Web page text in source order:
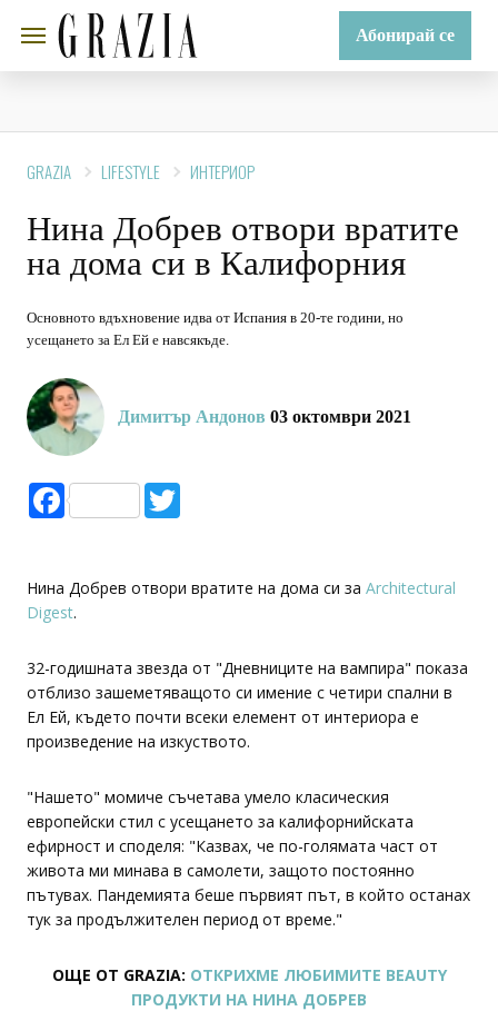
Абонирай се
GRAZIA LIFESTYLE ИНТЕРИОР
Нина Добрев отвори вратите
на дома си в Калифорния
Основното вдъхновение идва от Испания в 20-те години, но
усещането за Ел Ей е навсякъде.
Димитър Андонов 03 октомври 2021
Facebook
Нина Добрев отвори вратите на дома си за Architectural
Digest.
32-годишната звезда от "Дневниците на вампира" показа
отблизо зашеметяващото си имение с четири спални в
Ел Ей, където почти всеки елемент от интериора е
произведение на изкуството.
"Нашето" момиче съчетава умело класическия
европейски стил с усещането за калифорнийската
ефирност и споделя: "Казвах, че по-голямата част от
живота ми минава в самолети, защото постоянно
пътувах. Пандемията беше първият път, в който останах
тук за продължителен период от време."
ОЩЕ ОТ GRAZIA: ОТКРИХМЕ ЛЮБИМИТЕ BEAUTY
ПРОДУКТИ НА НИНА ДОБРЕВ